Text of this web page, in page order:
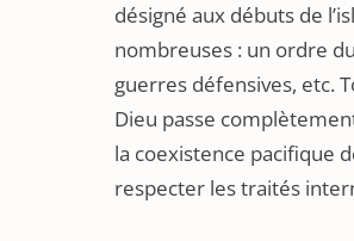
désigné aux débuts de
nombreuses : un ordre
guerres défensives, etc.
Dieu passe
la coexistence pacifique
respecter les traités